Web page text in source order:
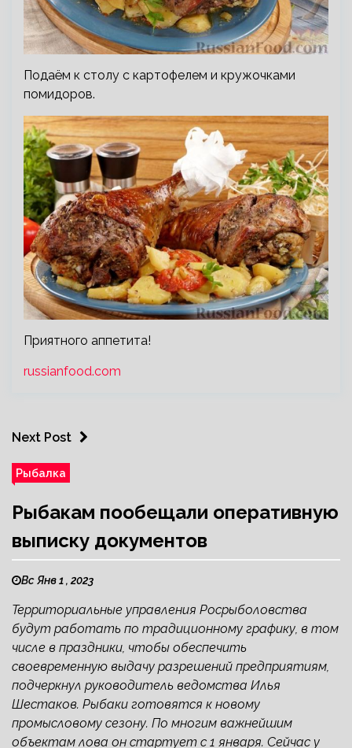
Подаём к столу с картофелем и кружочками
помидоров.
Приятного аппетита!
russianfood.com
Next Post
Рыбалка
Рыбакам пообещали оперативную
выписку документов
Вс Янв 1 , 2023
Территориальные управления Росрыболовства
будут работать по традиционному графику, в том
числе в праздники, чтобы обеспечить
своевременную выдачу разрешений предприятиям,
подчеркнул руководитель ведомства Илья
Шестаков. Рыбаки готовятся к новому
промысловому сезону. По многим важнейшим
объектам лова он стартует с 1 января. Сейчас у